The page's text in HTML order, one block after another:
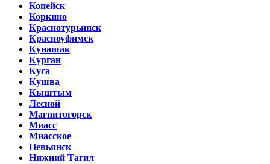
Копейск
Коркино
Краснотурьинск
Красноуфимск
Кунашак
Курган
Куса
Кушва
Кыштым
Лесной
Магнитогорск
Миасс
Миасское
Невьянск
Нижний Тагил